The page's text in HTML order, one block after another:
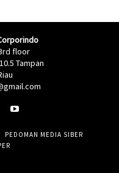
floor
Tampan
PEDOMAN MEDIA SIBER